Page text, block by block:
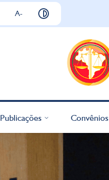
A-
Publicações Convênios